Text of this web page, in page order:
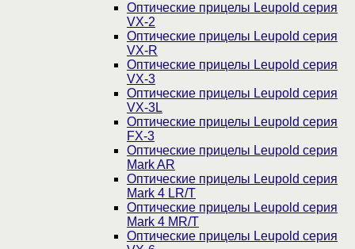
Оптические прицелы Leupold серия
VX-2
Оптические прицелы Leupold серия
VX-R
Оптические прицелы Leupold серия
VX-3
Оптические прицелы Leupold серия
VX-3L
Оптические прицелы Leupold серия
FX-3
Оптические прицелы Leupold серия
Mark AR
Оптические прицелы Leupold серия
Mark 4 LR/T
Оптические прицелы Leupold серия
Mark 4 MR/T
Оптические прицелы Leupold серия